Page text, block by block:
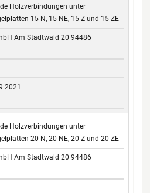
Holzverbindungen unter
15 N, 15 NE, 15 Z und 15 ZE
Am Stadtwald 20 94486
Holzverbindungen unter
20 N, 20 NE, 20 Z und 20 ZE
Am Stadtwald 20 94486